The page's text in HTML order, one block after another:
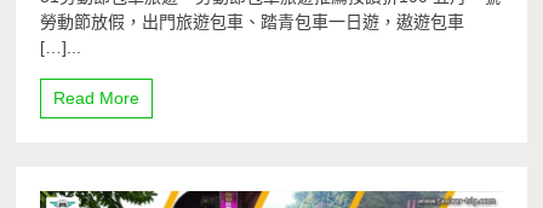
勞動節放假，出門旅遊包車、踏青包車一日遊，遨遊包車
[…]...
Read More